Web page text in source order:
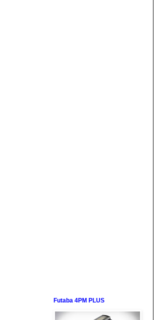
Futaba 4PM PLUS